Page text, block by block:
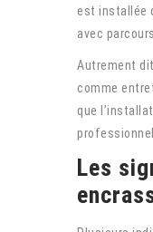
est installée
avec
Autrement
comme
que
Les